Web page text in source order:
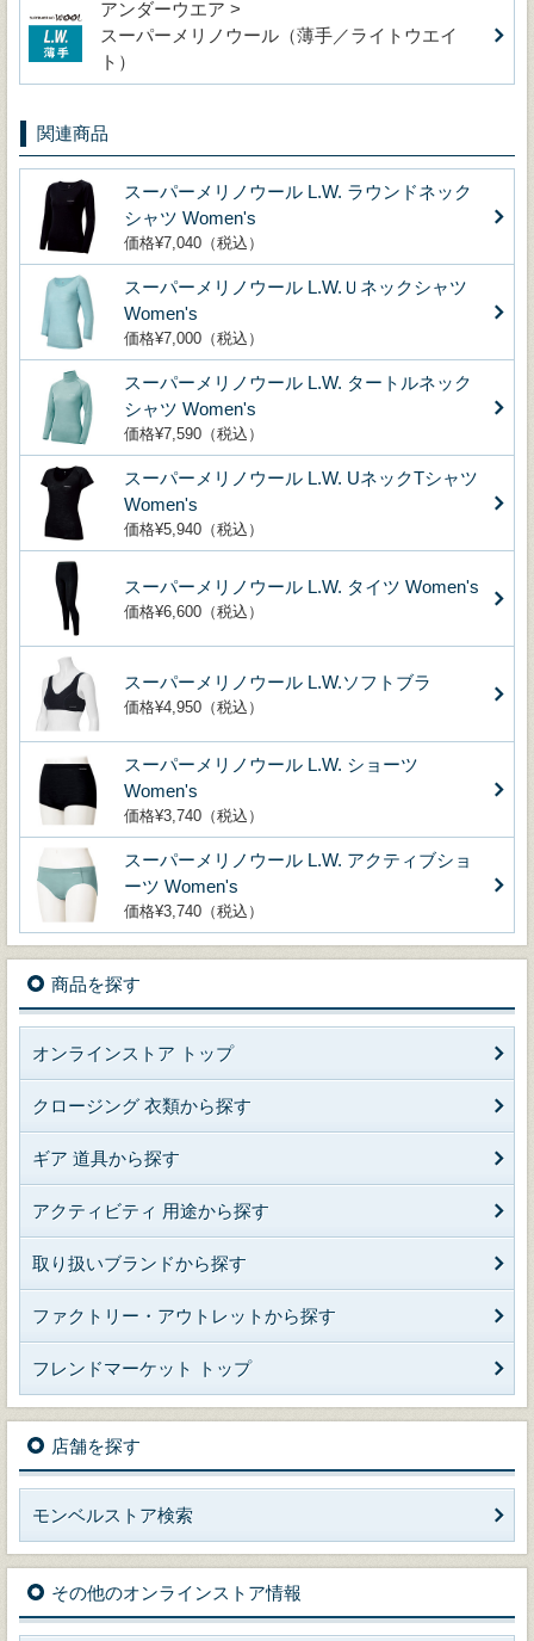
アンダーウエア >
スーパーメリノウール（薄手／ライトウエイ
ト）
関連商品
スーパーメリノウール L.W. ラウンドネック
シャツ Women's
価格¥7,040（税込）
スーパーメリノウール L.W.Ｕネックシャツ
Women's
価格¥7,000（税込）
スーパーメリノウール L.W. タートルネック
シャツ Women's
価格¥7,590（税込）
スーパーメリノウール L.W. UネックTシャツ
Women's
価格¥5,940（税込）
スーパーメリノウール L.W. タイツ Women's
価格¥6,600（税込）
スーパーメリノウール L.W.ソフトブラ
価格¥4,950（税込）
スーパーメリノウール L.W. ショーツ
Women's
価格¥3,740（税込）
スーパーメリノウール L.W. アクティブショ
ーツ Women's
価格¥3,740（税込）
商品を探す
オンラインストア トップ
クロージング 衣類から探す
ギア 道具から探す
アクティビティ 用途から探す
取り扱いブランドから探す
ファクトリー・アウトレットから探す
フレンドマーケット トップ
店舗を探す
モンベルストア検索
その他のオンラインストア情報